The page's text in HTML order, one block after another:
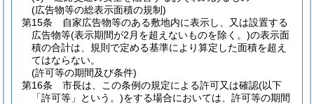
(広告物等の総表示面積の規制)
第15条
自家広告物等のある敷地内に表示し、又は設置する
広告物等(表示期間が2月を超えないものを除く。)の表示面
積の合計は、規則で定める基準により算定した面積を超え
てはならない。
(許可等の期間及び条件)
第16条
市長は、この条例の規定による許可又は確認(以下
「許可等」という。)をする場合においては、許可等の期間